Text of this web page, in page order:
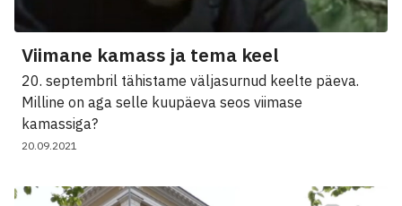
Viimane kamass ja tema keel
20. septembril tähistame väljasurnud keelte päeva.
Milline on aga selle kuupäeva seos viimase
kamassiga?
20.09.2021